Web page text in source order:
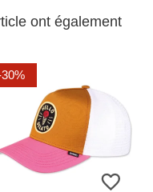
ont également